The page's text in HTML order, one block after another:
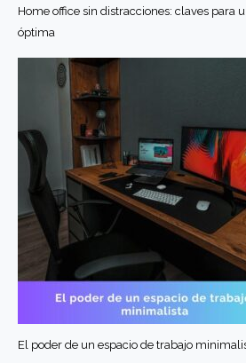
Home office sin distracciones: claves para
óptima
El poder de un espacio de trabajo